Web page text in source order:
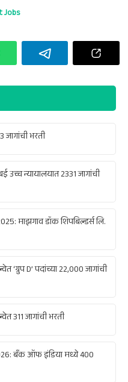
Jobs
भरती
न्यायालयात 2331 जागांची
माझगाव डॉक शिपबिल्डर्स लि.
‘ग्रुप D’ पदांच्या 22,000 जागांची
311 जागांची भरती
बँक ऑफ इंडिया मध्ये 400